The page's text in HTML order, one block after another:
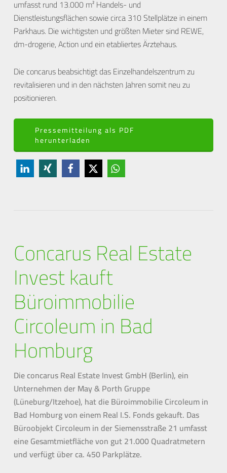
umfasst rund 13.000 m² Handels- und
Dienstleistungsflächen sowie circa 310 Stellplätze in einem
Parkhaus. Die wichtigsten und größten Mieter sind REWE,
dm-drogerie, Action und ein etabliertes Ärztehaus.
Die concarus beabsichtigt das Einzelhandelszentrum zu
revitalisieren und in den nächsten Jahren somit neu zu
positionieren.
Pressemitteilung als PDF
herunterladen
Concarus Real Estate
Invest kauft
Büroimmobilie
Circoleum in Bad
Homburg
Die concarus Real Estate Invest GmbH (Berlin), ein
Unternehmen der May & Porth Gruppe
(Lüneburg/Itzehoe), hat die Büroimmobilie Circoleum in
Bad Homburg von einem Real I.S. Fonds gekauft. Das
Büroobjekt Circoleum in der Siemensstraße 21 umfasst
eine Gesamtmietfläche von gut 21.000 Quadratmetern
und verfügt über ca. 450 Parkplätze.